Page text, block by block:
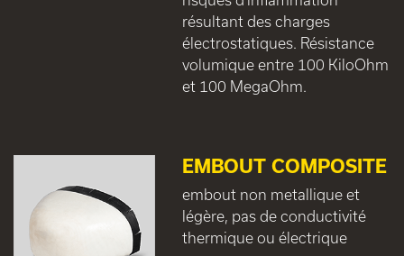
résultant des charges
électrostatiques. Résistance
volumique entre 100 KiloOhm
et 100 MegaOhm.
EMBOUT COMPOSITE
embout non metallique et
légère, pas de conductivité
thermique ou électrique